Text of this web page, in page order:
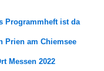
Programmheft ist da
Prien am Chiemsee
Messen 2022